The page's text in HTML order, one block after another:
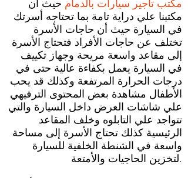
مكتب تاجير سيارات بالدمام حيث أن
مكتبنا علي دراية تامة بما تحتاجه أسرتك
في السيارة حيث أن حاجات الأسرة
تختلف عن حاجات الأفراد فتحتاج الأسرة
إلى مقاعد واسعة مريحة وجهاز تكييف
في السيارة يعمل بكفاءة عالية حتى في
درجات الحرارة المرتفعة وكذلك قد يحب
الأطفال مشاهدة بعض المحتوى الترفيهي
علي شاشات العرض داخل السيارة والتي
تتواجد علي التابلوه وخلف المقاعد
الرئيسية كذلك تحتاج الأسرة إلى مساحة
واسعة في الشنطة الخلفية للسيارة
لتخزين الحاجيات والأمتعة.